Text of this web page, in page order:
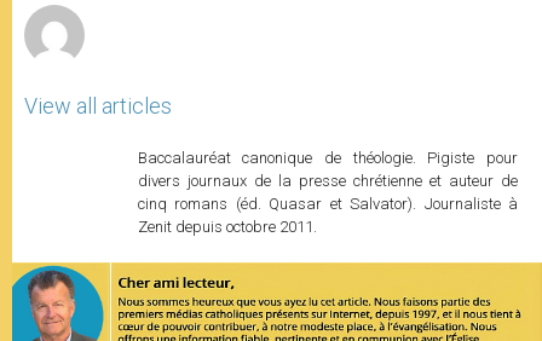
View all articles
Baccalauréat canonique de théologie. Pigiste pour
divers journaux de la presse chrétienne et auteur de
cinq romans (éd. Quasar et Salvator). Journaliste à
Zenit depuis octobre 2011.